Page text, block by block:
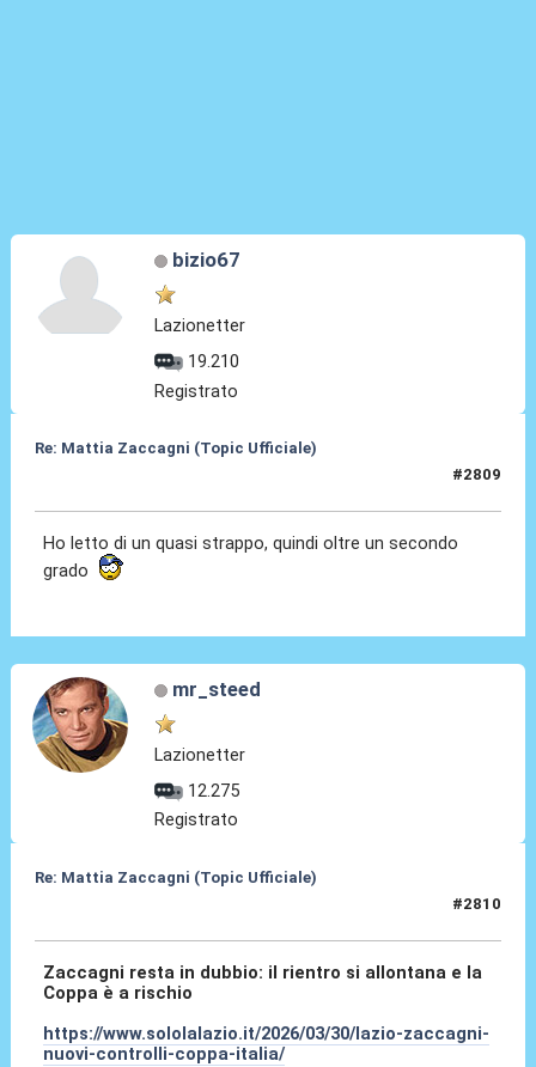
bizio67
Lazionetter
19.210
Registrato
Re: Mattia Zaccagni (Topic Ufficiale)
#2809
Ho letto di un quasi strappo, quindi oltre un secondo
grado
mr_steed
Lazionetter
12.275
Registrato
Re: Mattia Zaccagni (Topic Ufficiale)
#2810
Zaccagni resta in dubbio: il rientro si allontana e la
Coppa è a rischio
https://www.sololalazio.it/2026/03/30/lazio-zaccagni-
nuovi-controlli-coppa-italia/